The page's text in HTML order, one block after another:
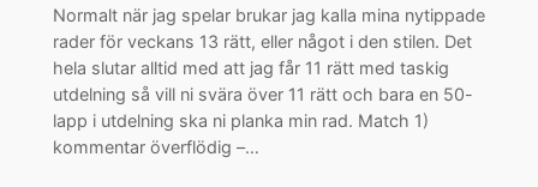
Normalt när jag spelar brukar jag kalla mina nytippade
rader för veckans 13 rätt, eller något i den stilen. Det
hela slutar alltid med att jag får 11 rätt med taskig
utdelning så vill ni svära över 11 rätt och bara en 50-
lapp i utdelning ska ni planka min rad. Match 1)
kommentar överflödig –…